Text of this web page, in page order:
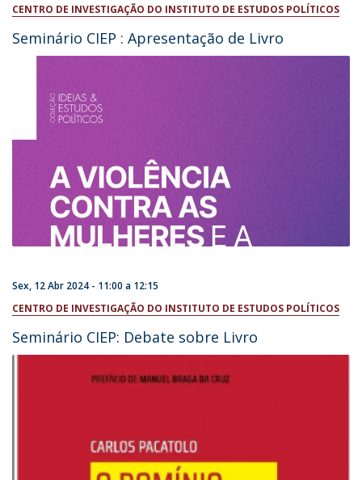
CENTRO DE INVESTIGAÇÃO DO INSTITUTO DE ESTUDOS POLÍTICOS
Seminário CIEP : Apresentação de Livro
Sex, 12 Abr 2024 - 11:00 a 12:15
CENTRO DE INVESTIGAÇÃO DO INSTITUTO DE ESTUDOS POLÍTICOS
Seminário CIEP: Debate sobre Livro